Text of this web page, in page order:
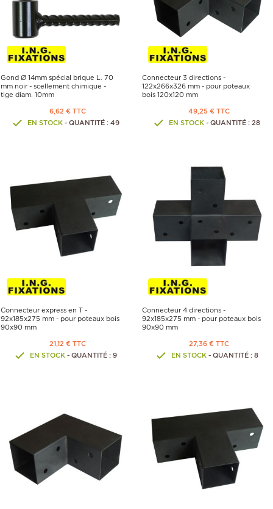
Gond Ø 14mm spécial brique L. 70
mm noir - scellement chimique -
tige diam. 10mm
6,62 € TTC
EN STOCK- QUANTITÉ : 49
Connecteur 3 directions -
122x266x326 mm - pour poteaux
bois 120x120 mm
49,25 € TTC
EN STOCK - QUANTITÉ : 28
Connecteur express en T -
92x185x275 mm - pour poteaux bois
90x90 mm
21,12 € TTC
EN STOCK- QUANTITÉ : 9
Connecteur 4 directions -
92x185x275 mm - pour poteaux bois
90x90 mm
27,36 € TTC
EN STOCK- QUANTITÉ : 8